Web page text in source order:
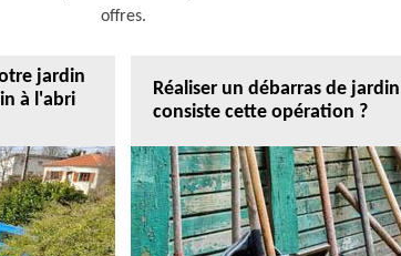
offres.
jardin
à l'abri
Réaliser un débarras de
consiste cette opération ?